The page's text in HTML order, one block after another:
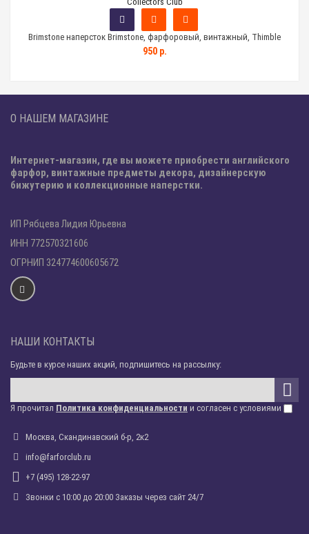
Brimstone наперсток Brimstone, фарфоровый, винтажный, Thimble
Collectors Club
950 р.
О НАШЕМ МАГАЗИНЕ
Интернет-магазин, где вы можете приобрести английского
фарфор, винтажные предметы декора, дизайнерскую
бижутерию и коллекционные наперстки.
ИП Рябцева Лидия Юрьевна
ИНН 772570321606
ОГРНИП 324774600605672
НАШИ КОНТАКТЫ
Будьте в курсе наших акций, подпишитесь на рассылку:
Я прочитал Политика конфиденциальности и согласен с условиями
Москва, Скандинавский б-р, 2к2
info@farforclub.ru
+7 (495) 128-22-97
Звонки c 10:00 до 20:00 Заказы через сайт 24/7